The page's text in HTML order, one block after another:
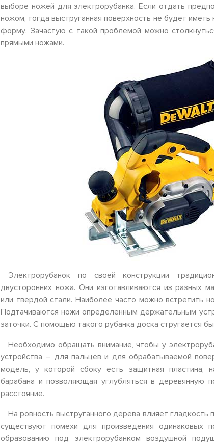
выборе ножей для электрорубанка. Если отдать
ножом, тогда выструганная поверхность не будет
форму. Зачастую с такой проблемой можно
прямыми ножами.
Электрорубанок по своей конструкции
двусторонних ножа. Они изготавливаются из разных
или твердой стали. Наиболее часто можно встретить
Подтачиваются ножи определенным держательным
заточки. С помощью такого рубанка доска стругается
Необходимо обращать внимание, чтобы у
устройства – для пальцев и для обрабатываемой
модель, у которой сбоку есть защитная пластина,
барабана и позволяющая углубляться в деревянную
расстояние.
На ровность выструганного дерева влияет
существуют помехи для произведения одинаковых
образованию под электрорубанком воздушной